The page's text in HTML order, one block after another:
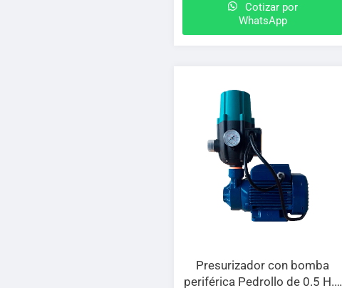
Cotizar por
WhatsApp
Presurizador con bomba
periférica Pedrollo de 0.5 H.P